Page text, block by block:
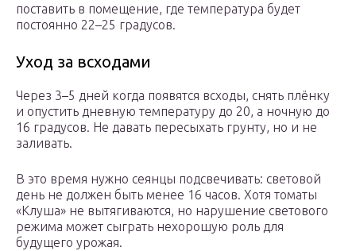
поставить в помещение, где температура будет
постоянно 22–25 градусов.
Уход за всходами
Через 3–5 дней когда появятся всходы, снять плёнку
и опустить дневную температуру до 20, а ночную до
16 градусов. Не давать пересыхать грунту, но и не
заливать.
В это время нужно сеянцы подсвечивать: световой
день не должен быть менее 16 часов. Хотя томаты
«Клуша» не вытягиваются, но нарушение светового
режима может сыграть нехорошую роль для
будущего урожая.